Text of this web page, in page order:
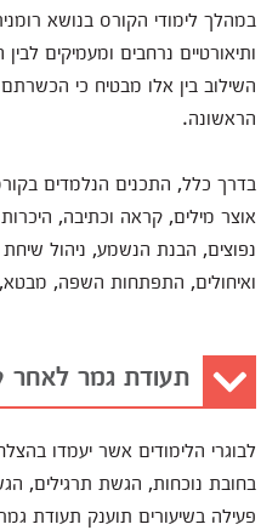
במהלך לימודי הקורס בנושא
ותיאורטיים נרחבים ומעמיקים
השילוב בין אלו מבטיח כי
הראשונה.
בדרך כלל, התכנים הנלמדים
אוצר מילים, קראה וכתיבה,
נפוצים, הבנת הנשמע, ניהול שיחת
ואיחולים, התפתחות השפה, מבטא,
תעודת גמר לאחר
לבוגרי הלימודים אשר יעמדו
בחובת נוכחות, הגשת תרגילים,
פעילה בשיעורים תוענק תעודת